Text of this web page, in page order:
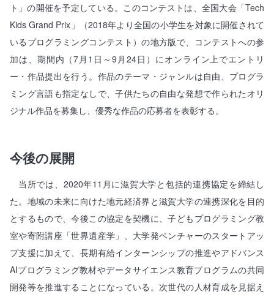
ト」の開催を予定している。このコンテストは、全国大会「Tech
Kids Grand Prix」（2018年より全国の小学生を対象に開催されて
いるプログラミングコンテスト）の地方版で、コンテストへの参
加は、期間内（7月1日～9月24日）にオンライン上でエントリ
ー・作品提出を行う。作品のテーマ・ジャンルは自由、プログラ
ミング言語も指定なしで、子供たちの自由な発想で作られたオリ
ジナル作品を募集し、優秀な作品の応募者を表彰する。
今後の展開
当所では、2020年11月に滋賀大学と包括的連携協定を締結し
た。地域の未来に向けた地元経済界と滋賀大学の連携深化を目的
とするもので、今後この協定を契機に、子どもプログラミング教
室や寄附講座「世界遺産学」、大学発ベンチャーのスタートアッ
プ支援に加えて、長期有給インターンシップの推進やアドバンス
AIプログラミング教材やデータサイエンス教育プログラムの共同
開発等を推進することになっている。次世代の人材育成を見据え